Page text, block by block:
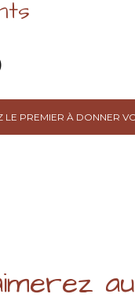
LE PREMIER À DONNER